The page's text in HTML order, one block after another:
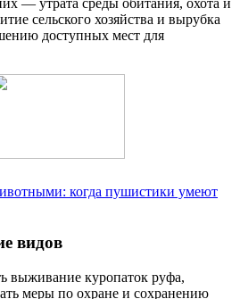
— утрата среды обитания, охота и
сельского хозяйства и вырубка
доступных мест для
когда пушистики умеют
видов
выживание куропаток руфа,
меры по охране и сохранению